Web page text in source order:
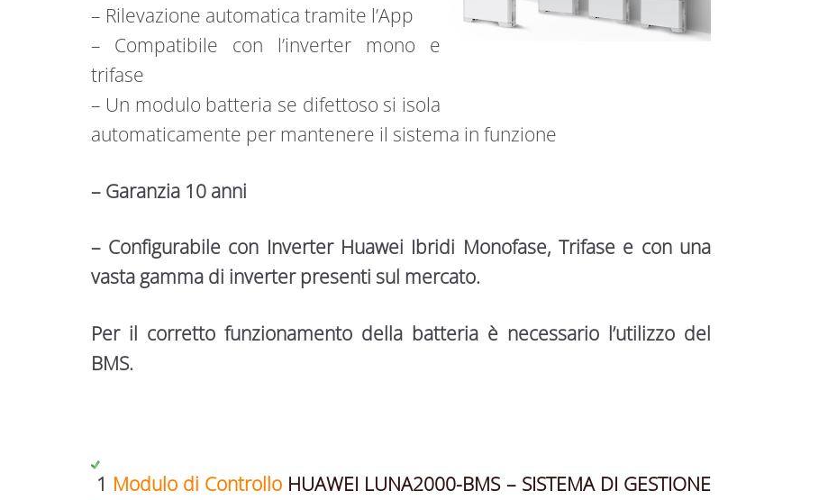
– Rilevazione automatica tramite l’App
– Compatibile con l’inverter mono e
trifase
– Un modulo batteria se difettoso si isola
automaticamente per mantenere il sistema in funzione
– Garanzia 10 anni
– Configurabile con Inverter Huawei Ibridi Monofase, Trifase e con una
vasta gamma di inverter presenti sul mercato.
Per il corretto funzionamento della batteria è necessario l’utilizzo del
BMS.
1 Modulo di Controllo HUAWEI LUNA2000-BMS – SISTEMA DI GESTIONE